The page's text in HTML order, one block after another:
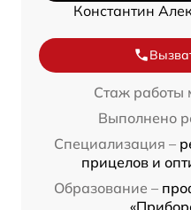
Константин
Стаж работы
Выполнено
Специализация –
прицелов и
Образование –